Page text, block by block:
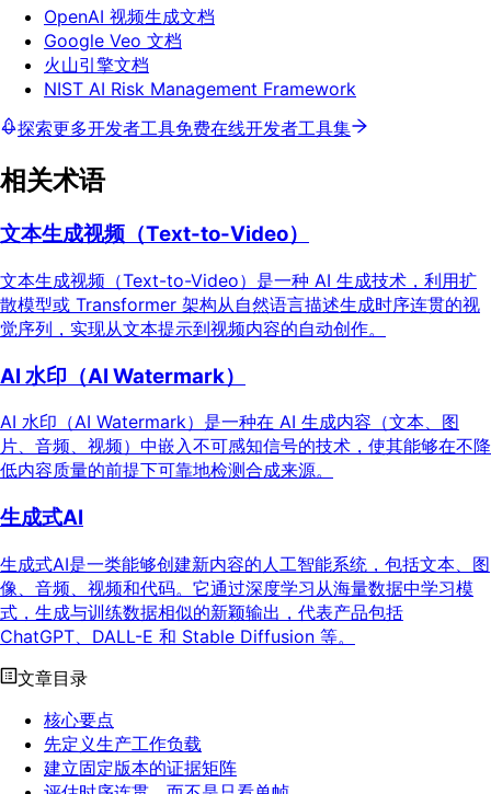
OpenAI 视频生成文档
Google Veo 文档
火山引擎文档
NIST AI Risk Management Framework
探索更多开发者工具免费在线开发者工具集
相关术语
文本生成视频（Text-to-Video）
文本生成视频（Text-to-Video）是一种 AI 生成技术，利用扩
散模型或 Transformer 架构从自然语言描述生成时序连贯的视
觉序列，实现从文本提示到视频内容的自动创作。
AI 水印（AI Watermark）
AI 水印（AI Watermark）是一种在 AI 生成内容（文本、图
片、音频、视频）中嵌入不可感知信号的技术，使其能够在不降
低内容质量的前提下可靠地检测合成来源。
生成式AI
生成式AI是一类能够创建新内容的人工智能系统，包括文本、图
像、音频、视频和代码。它通过深度学习从海量数据中学习模
式，生成与训练数据相似的新颖输出，代表产品包括
ChatGPT、DALL-E 和 Stable Diffusion 等。
文章目录
核心要点
先定义生产工作负载
建立固定版本的证据矩阵